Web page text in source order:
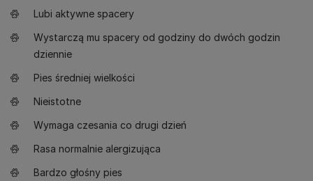
Lubi aktywne spacery
Wystarczą mu spacery od godziny do dwóch godzin
dziennie
Pies średniej wielkości
Nieistotne
Wymaga czesania co drugi dzień
Rasa normalnie alergizująca
Bardzo głośny pies